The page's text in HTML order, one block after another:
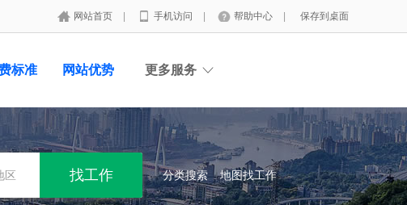
网站首页 手机访问 帮助中心 保存到桌面
标准 网站优势 更多服务
区 分类搜索 地图找工作